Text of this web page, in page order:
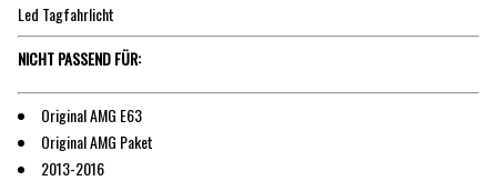
Led Tagfahrlicht
NICHT PASSEND FÜR:
Original AMG E63
Original AMG Paket
2013-2016